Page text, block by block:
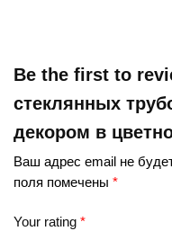
Be the first to
стеклянных
декором в
Ваш адрес email не
поля помечены *
Your rating *